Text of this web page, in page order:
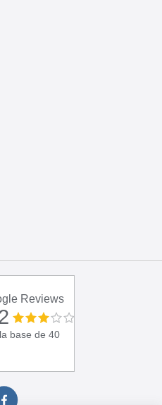
Reviews
base de 40